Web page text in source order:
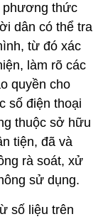
phương thức
dân có thể tra
từ đó xác
làm rõ các
quyền cho
số điện thoại
thuộc sở hữu
tiện, đã và
rà soát, xử
sử dụng.
số liệu trên